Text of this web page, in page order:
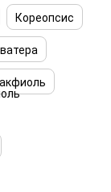
Кореопсис